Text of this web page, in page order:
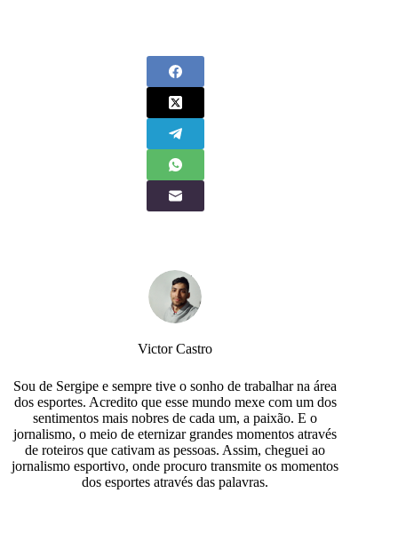
Victor Castro
Sou de Sergipe e sempre tive o sonho de trabalhar na área
dos esportes. Acredito que esse mundo mexe com um dos
sentimentos mais nobres de cada um, a paixão. E o
jornalismo, o meio de eternizar grandes momentos através
de roteiros que cativam as pessoas. Assim, cheguei ao
jornalismo esportivo, onde procuro transmite os momentos
dos esportes através das palavras.